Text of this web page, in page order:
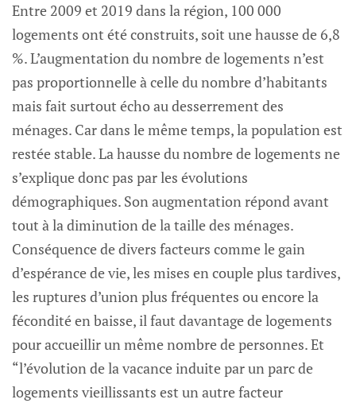
Entre 2009 et 2019 dans la région, 100 000
logements ont été construits, soit une hausse de 6,8
%. L’augmentation du nombre de logements n’est
pas proportionnelle à celle du nombre d’habitants
mais fait surtout écho au desserrement des
ménages. Car dans le même temps, la population est
restée stable. La hausse du nombre de logements ne
s’explique donc pas par les évolutions
démographiques. Son augmentation répond avant
tout à la diminution de la taille des ménages.
Conséquence de divers facteurs comme le gain
d’espérance de vie, les mises en couple plus tardives,
les ruptures d’union plus fréquentes ou encore la
fécondité en baisse, il faut davantage de logements
pour accueillir un même nombre de personnes. Et
“l’évolution de la vacance induite par un parc de
logements vieillissants est un autre facteur